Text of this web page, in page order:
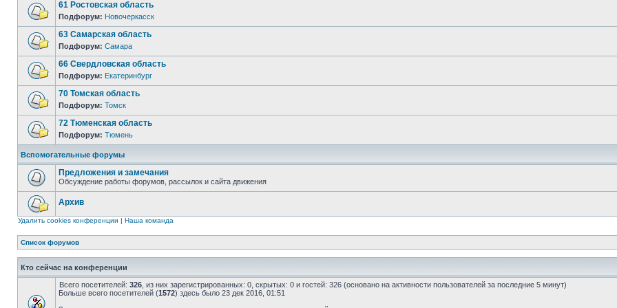
61 Ростовская область
Подфорум: Новочеркасск
63 Самарская область
Подфорум: Самара
66 Свердловская область
Подфорум: Екатеринбург
70 Томская область
Подфорум: Томск
72 Тюменская область
Подфорум: Тюмень
Вспомогательные форумы
Предложения и замечания
Обсуждение работы форумов, рассылок и сайта движения
Архив
Удалить cookies конференции | Наша команда
Список форумов
Кто сейчас на конференции
Всего посетителей: 326 , из них зарегистрированных: 0, скрытых: 0 и гостей: 326 (основано на активности пользователей за последние 5 минут)
Больше всего посетителей (1572) здесь было 23 дек 2016, 01:51